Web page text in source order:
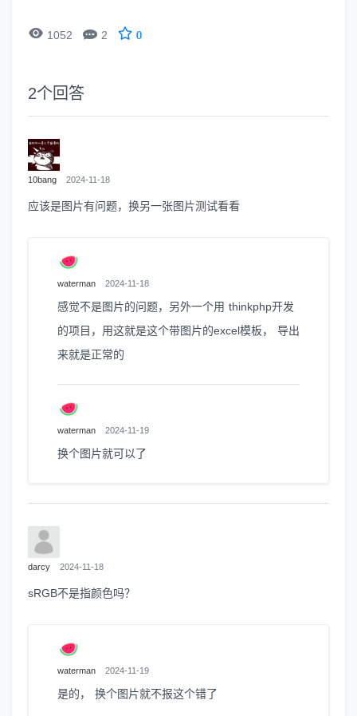
 1052  2 0
2个回答
10bang 2024-11-18
应该是图片有问题，换另一张图片测试看看
waterman 2024-11-18
感觉不是图片的问题，另外一个用 thinkphp开发
的项目，用这就是这个带图片的excel模板， 导出
来就是正常的
waterman 2024-11-19
换个图片就可以了
darcy 2024-11-18
sRGB不是指颜色吗？
waterman 2024-11-19
是的， 换个图片就不报这个错了